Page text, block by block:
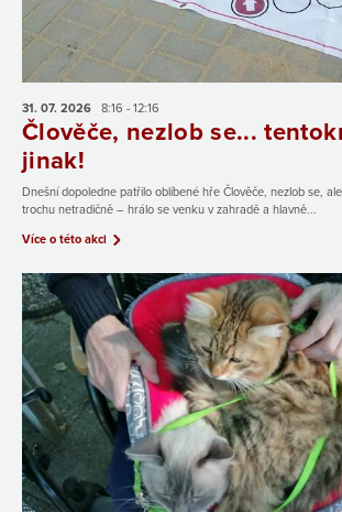
31. 07. 2026 8:16 - 12:16
Člověče, nezlob se...
jinak!
Dnešní dopoledne patřilo oblíbené hře Člověče, nezlob se,
trochu netradičně – hrálo se venku v zahradě a hlavně...
Více o této akci